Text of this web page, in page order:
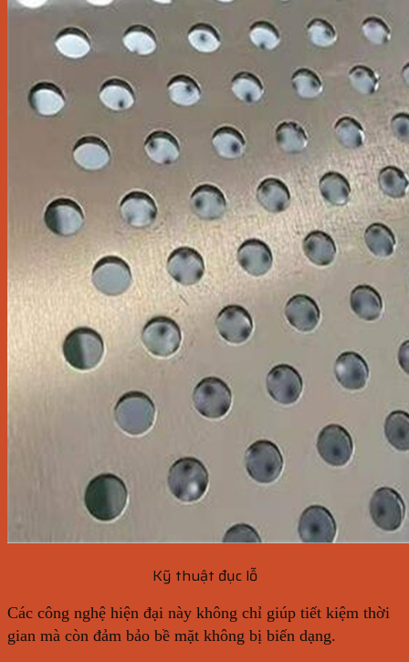
Kỹ thuật đục lỗ
Các công nghệ hiện đại này không chỉ giúp tiết kiệm thời
gian mà còn đảm bảo bề mặt không bị biến dạng.